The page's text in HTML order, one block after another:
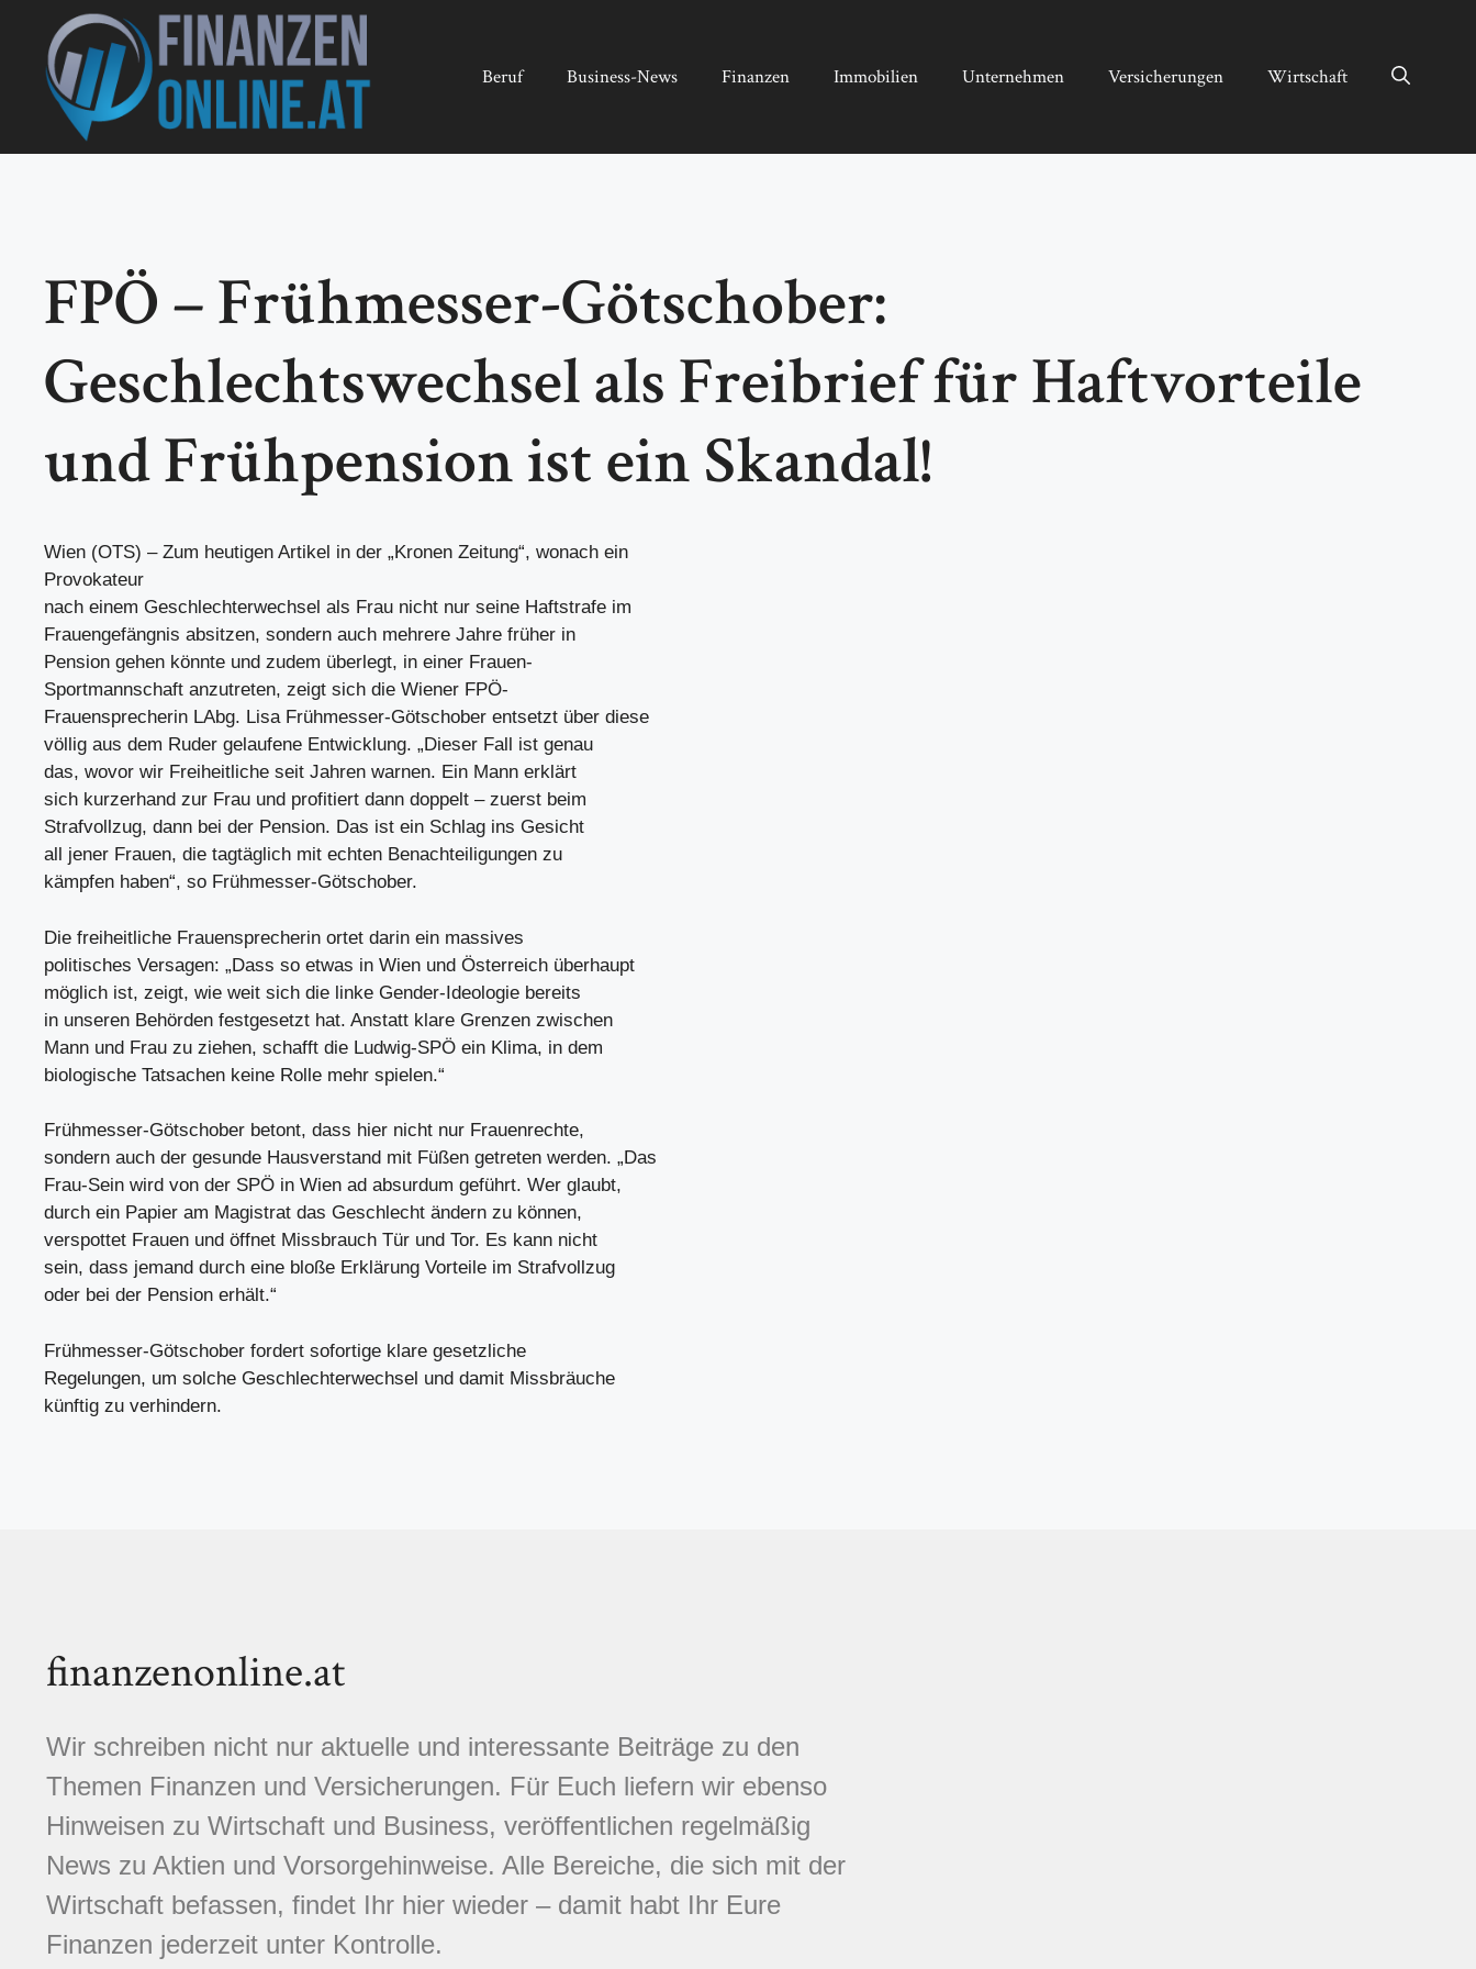
springen
Beruf Business-News Finanzen Immobilien Unternehmen Versicherungen Wirtschaft
FPÖ – Frühmesser-Götschober:
Geschlechtswechsel als Freibrief für Haftvorteile
und Frühpension ist ein Skandal!
Wien (OTS) – Zum heutigen Artikel in der „Kronen Zeitung“, wonach ein
Provokateur
nach einem Geschlechterwechsel als Frau nicht nur seine Haftstrafe im
Frauengefängnis absitzen, sondern auch mehrere Jahre früher in
Pension gehen könnte und zudem überlegt, in einer Frauen-
Sportmannschaft anzutreten, zeigt sich die Wiener FPÖ-
Frauensprecherin LAbg. Lisa Frühmesser-Götschober entsetzt über diese
völlig aus dem Ruder gelaufene Entwicklung. „Dieser Fall ist genau
das, wovor wir Freiheitliche seit Jahren warnen. Ein Mann erklärt
sich kurzerhand zur Frau und profitiert dann doppelt – zuerst beim
Strafvollzug, dann bei der Pension. Das ist ein Schlag ins Gesicht
all jener Frauen, die tagtäglich mit echten Benachteiligungen zu
kämpfen haben“, so Frühmesser-Götschober.
Die freiheitliche Frauensprecherin ortet darin ein massives
politisches Versagen: „Dass so etwas in Wien und Österreich überhaupt
möglich ist, zeigt, wie weit sich die linke Gender-Ideologie bereits
in unseren Behörden festgesetzt hat. Anstatt klare Grenzen zwischen
Mann und Frau zu ziehen, schafft die Ludwig-SPÖ ein Klima, in dem
biologische Tatsachen keine Rolle mehr spielen.“
Frühmesser-Götschober betont, dass hier nicht nur Frauenrechte,
sondern auch der gesunde Hausverstand mit Füßen getreten werden. „Das
Frau-Sein wird von der SPÖ in Wien ad absurdum geführt. Wer glaubt,
durch ein Papier am Magistrat das Geschlecht ändern zu können,
verspottet Frauen und öffnet Missbrauch Tür und Tor. Es kann nicht
sein, dass jemand durch eine bloße Erklärung Vorteile im Strafvollzug
oder bei der Pension erhält.“
Frühmesser-Götschober fordert sofortige klare gesetzliche
Regelungen, um solche Geschlechterwechsel und damit Missbräuche
künftig zu verhindern.
finanzenonline.at
Wir schreiben nicht nur aktuelle und interessante Beiträge zu den
Themen Finanzen und Versicherungen. Für Euch liefern wir ebenso
Hinweisen zu Wirtschaft und Business, veröffentlichen regelmäßig
News zu Aktien und Vorsorgehinweise. Alle Bereiche, die sich mit der
Wirtschaft befassen, findet Ihr hier wieder – damit habt Ihr Eure
Finanzen jederzeit unter Kontrolle.